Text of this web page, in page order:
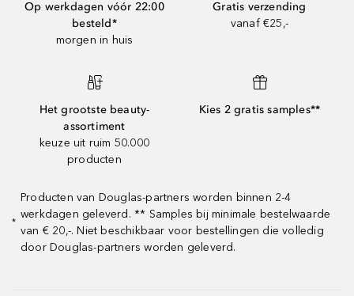
Op werkdagen vóór 22:00
besteld*
morgen in huis
Gratis verzending
vanaf €25,-
Het grootste beauty-
assortiment
keuze uit ruim 50.000
producten
Kies 2 gratis samples**
*
Producten van Douglas-partners worden binnen 2-4
werkdagen geleverd. ** Samples bij minimale bestelwaarde
van € 20,-. Niet beschikbaar voor bestellingen die volledig
door Douglas-partners worden geleverd.